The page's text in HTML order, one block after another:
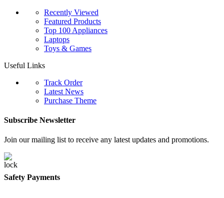
Recently Viewed
Featured Products
Top 100 Appliances
Laptops
Toys & Games
Useful Links
Track Order
Latest News
Purchase Theme
Subscribe Newsletter
Join our mailing list to receive any latest updates and promotions.
Safety Payments